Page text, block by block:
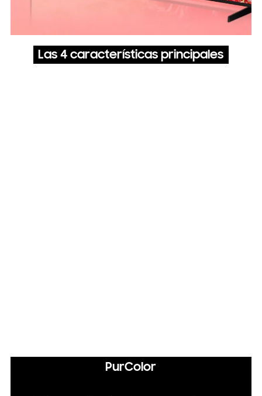
Las 4 características principales
PurColor